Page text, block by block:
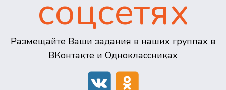
соцсетях
Размещайте Ваши задания в наших группах в
ВКонтакте и Одноклассниках